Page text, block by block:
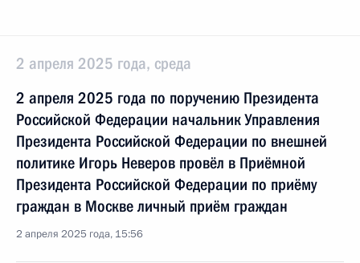
2 апреля 2025 года, среда
2 апреля 2025 года по поручению Президента
Российской Федерации начальник Управления
Президента Российской Федерации по внешней
политике Игорь Неверов провёл в Приёмной
Президента Российской Федерации по приёму
граждан в Москве личный приём граждан
2 апреля 2025 года, 15:56